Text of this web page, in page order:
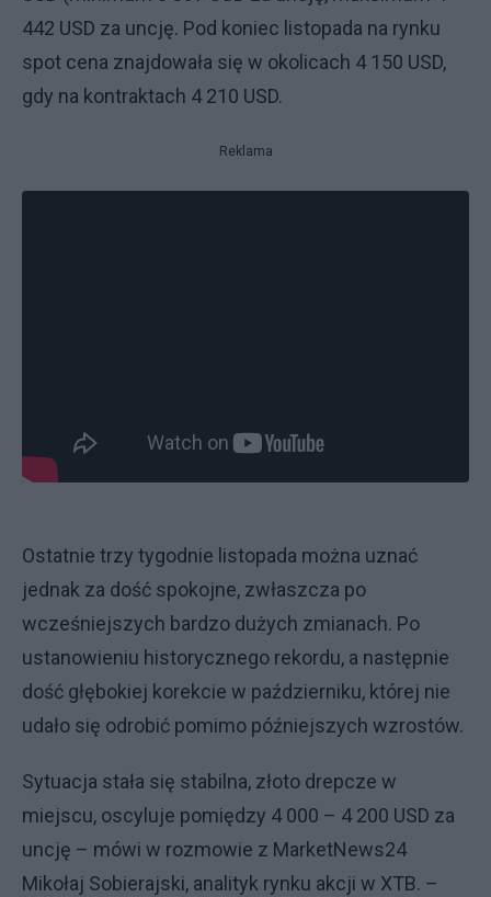
442 USD za uncję. Pod koniec listopada na rynku
spot cena znajdowała się w okolicach 4 150 USD,
gdy na kontraktach 4 210 USD.
Reklama
Ostatnie trzy tygodnie listopada można uznać
jednak za dość spokojne, zwłaszcza po
wcześniejszych bardzo dużych zmianach. Po
ustanowieniu historycznego rekordu, a następnie
dość głębokiej korekcie w październiku, której nie
udało się odrobić pomimo późniejszych wzrostów.
Sytuacja stała się stabilna, złoto drepcze w
miejscu, oscyluje pomiędzy 4 000 – 4 200 USD za
uncję – mówi w rozmowie z MarketNews24
Mikołaj Sobierajski, analityk rynku akcji w XTB. –